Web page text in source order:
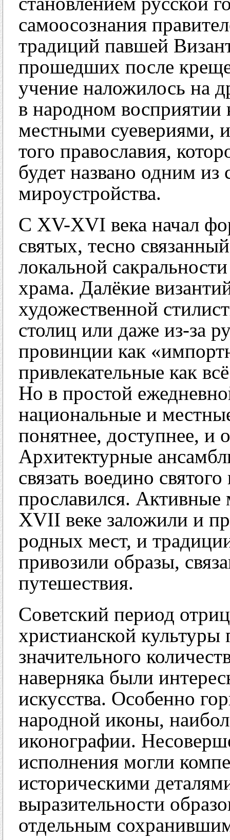
самоосознания
традиций павшей
прошедших после
учение наложилось на
в народном восприятии
местными суевериями, и
того православия,
будет названо одним из
мироустройства.
С XV-XVI века начал
святых, тесно
локальной
храма. Далёкие
художественной
столиц или даже из-за
провинции как
привлекательные как
Но в простой
национальные и
понятнее, доступнее, и
Архитектурные
связать воедино
прославился.
XVII веке заложили и
родных мест, и
привозили образы,
путешествия.
Советский период
христианской культуры
значительного
наверняка были
искусства. Особенно
народной иконы,
иконографии.
исполнения могли
историческими
выразительности
отдельным